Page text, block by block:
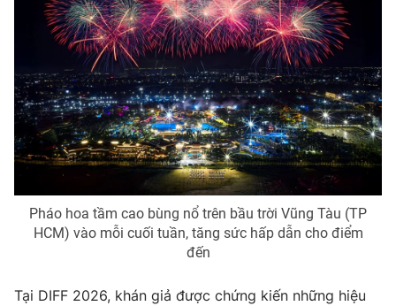
Pháo hoa tầm cao bùng nổ trên bầu trời Vũng Tàu (TP
HCM) vào mỗi cuối tuần, tăng sức hấp dẫn cho điểm
đến
Tại DIFF 2026, khán giả được chứng kiến những hiệu